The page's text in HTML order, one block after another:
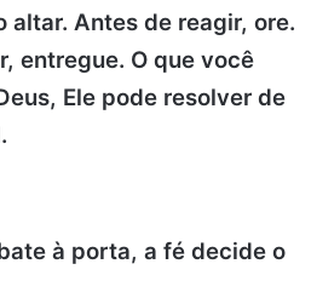
altar. Antes de reagir, ore.
entregue. O que você
Ele pode resolver de
à porta, a fé decide o